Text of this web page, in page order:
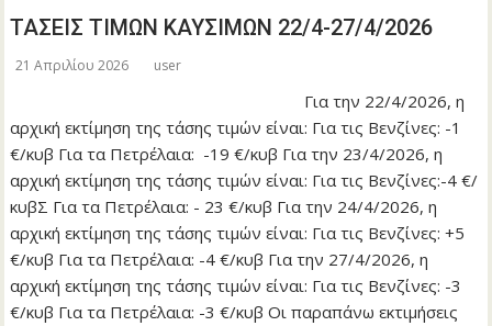
ΤΑΣΕΙΣ ΤΙΜΩΝ ΚΑΥΣΙΜΩΝ 22/4-27/4/2026
21 Απριλίου 2026 user
Για την 22/4/2026, η
αρχική εκτίμηση της τάσης τιμών είναι: Για τις Βενζίνες: -1
€/κυβ Για τα Πετρέλαια: -19 €/κυβ Για την 23/4/2026, η
αρχική εκτίμηση της τάσης τιμών είναι: Για τις Βενζίνες:-4 €/
κυβΣ Για τα Πετρέλαια: - 23 €/κυβ Για την 24/4/2026, η
αρχική εκτίμηση της τάσης τιμών είναι: Για τις Βενζίνες: +5
€/κυβ Για τα Πετρέλαια: -4 €/κυβ Για την 27/4/2026, η
αρχική εκτίμηση της τάσης τιμών είναι: Για τις Βενζίνες: -3
€/κυβ Για τα Πετρέλαια: -3 €/κυβ Οι παραπάνω εκτιμήσεις